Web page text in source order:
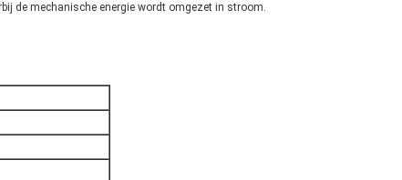
de mechanische energie wordt omgezet in stroom.